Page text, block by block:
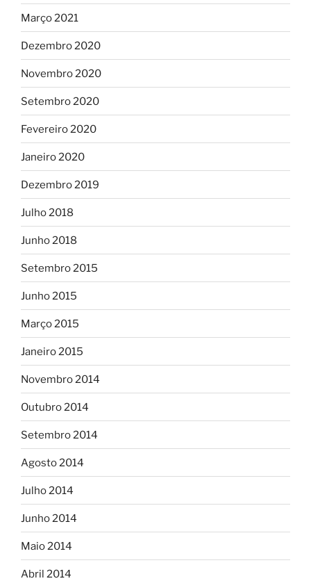
Março 2021
Dezembro 2020
Novembro 2020
Setembro 2020
Fevereiro 2020
Janeiro 2020
Dezembro 2019
Julho 2018
Junho 2018
Setembro 2015
Junho 2015
Março 2015
Janeiro 2015
Novembro 2014
Outubro 2014
Setembro 2014
Agosto 2014
Julho 2014
Junho 2014
Maio 2014
Abril 2014